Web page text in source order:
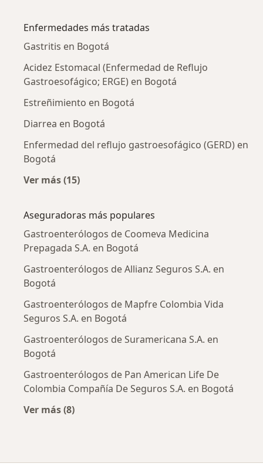
Enfermedades más tratadas
Gastritis en Bogotá
Acidez Estomacal (Enfermedad de Reflujo
Gastroesofágico; ERGE) en Bogotá
Estreñimiento en Bogotá
Diarrea en Bogotá
Enfermedad del reflujo gastroesofágico (GERD) en
Bogotá
Ver más (15)
Aseguradoras más populares
Gastroenterólogos de Coomeva Medicina
Prepagada S.A. en Bogotá
Gastroenterólogos de Allianz Seguros S.A. en
Bogotá
Gastroenterólogos de Mapfre Colombia Vida
Seguros S.A. en Bogotá
Gastroenterólogos de Suramericana S.A. en
Bogotá
Gastroenterólogos de Pan American Life De
Colombia Compañía De Seguros S.A. en Bogotá
Ver más (8)